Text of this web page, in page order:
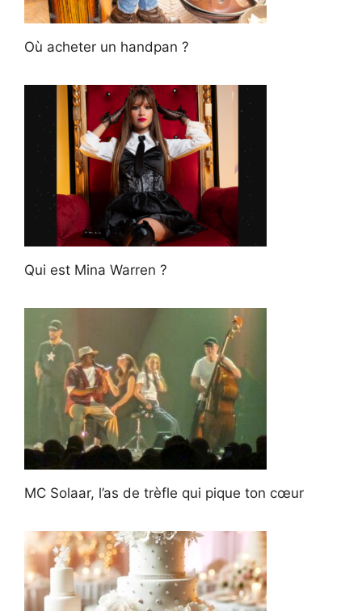
Où acheter un handpan ?
Qui est Mina Warren ?
MC Solaar, l’as de trèfle qui pique ton cœur